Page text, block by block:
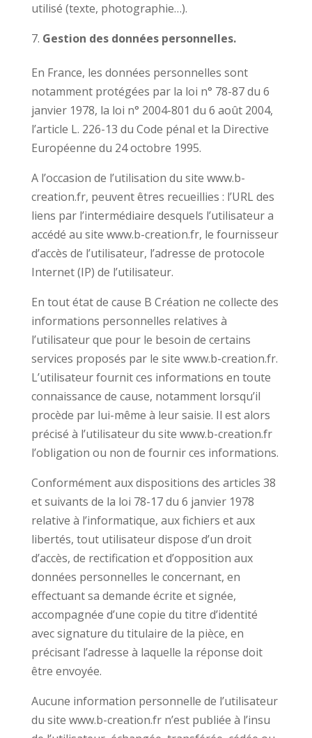
utilisé (texte, photographie…).
Gestion des données personnelles.
En France, les données personnelles sont
notamment protégées par la loi n° 78-87 du 6
janvier 1978, la loi n° 2004-801 du 6 août 2004,
l’article L. 226-13 du Code pénal et la Directive
Européenne du 24 octobre 1995.
A l’occasion de l’utilisation du site www.b-
creation.fr, peuvent êtres recueillies : l’URL des
liens par l’intermédiaire desquels l’utilisateur a
accédé au site www.b-creation.fr, le fournisseur
d’accès de l’utilisateur, l’adresse de protocole
Internet (IP) de l’utilisateur.
En tout état de cause B Création ne collecte des
informations personnelles relatives à
l’utilisateur que pour le besoin de certains
services proposés par le site www.b-creation.fr.
L’utilisateur fournit ces informations en toute
connaissance de cause, notamment lorsqu’il
procède par lui-même à leur saisie. Il est alors
précisé à l’utilisateur du site www.b-creation.fr
l’obligation ou non de fournir ces informations.
Conformément aux dispositions des articles 38
et suivants de la loi 78-17 du 6 janvier 1978
relative à l’informatique, aux fichiers et aux
libertés, tout utilisateur dispose d’un droit
d’accès, de rectification et d’opposition aux
données personnelles le concernant, en
effectuant sa demande écrite et signée,
accompagnée d’une copie du titre d’identité
avec signature du titulaire de la pièce, en
précisant l’adresse à laquelle la réponse doit
être envoyée.
Aucune information personnelle de l’utilisateur
du site www.b-creation.fr n’est publiée à l’insu